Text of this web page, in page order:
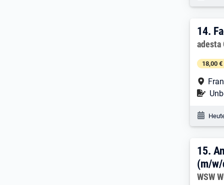
14.
14.
adesta
18,00
15.
15.
(m/
WSW